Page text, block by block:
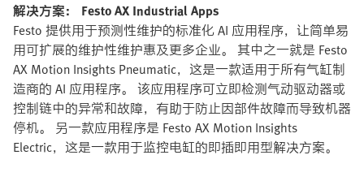
解决方案： Festo AX Industrial Apps
Festo 提供用于预测性维护的标准化 AI 应用程序，让简单易
用可扩展的维护性维护惠及更多企业。 其中之一就是 Festo
AX Motion Insights Pneumatic，这是一款适用于所有气缸制
造商的 AI 应用程序。 该应用程序可立即检测气动驱动器或
控制链中的异常和故障，有助于防止因部件故障而导致机器
停机。 另一款应用程序是 Festo AX Motion Insights
Electric，这是一款用于监控电缸的即插即用型解决方案。